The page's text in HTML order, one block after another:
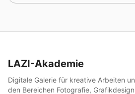
LAZI-Akademie
Digitale Galerie für kreative Arbeiten
den Bereichen Fotografie,